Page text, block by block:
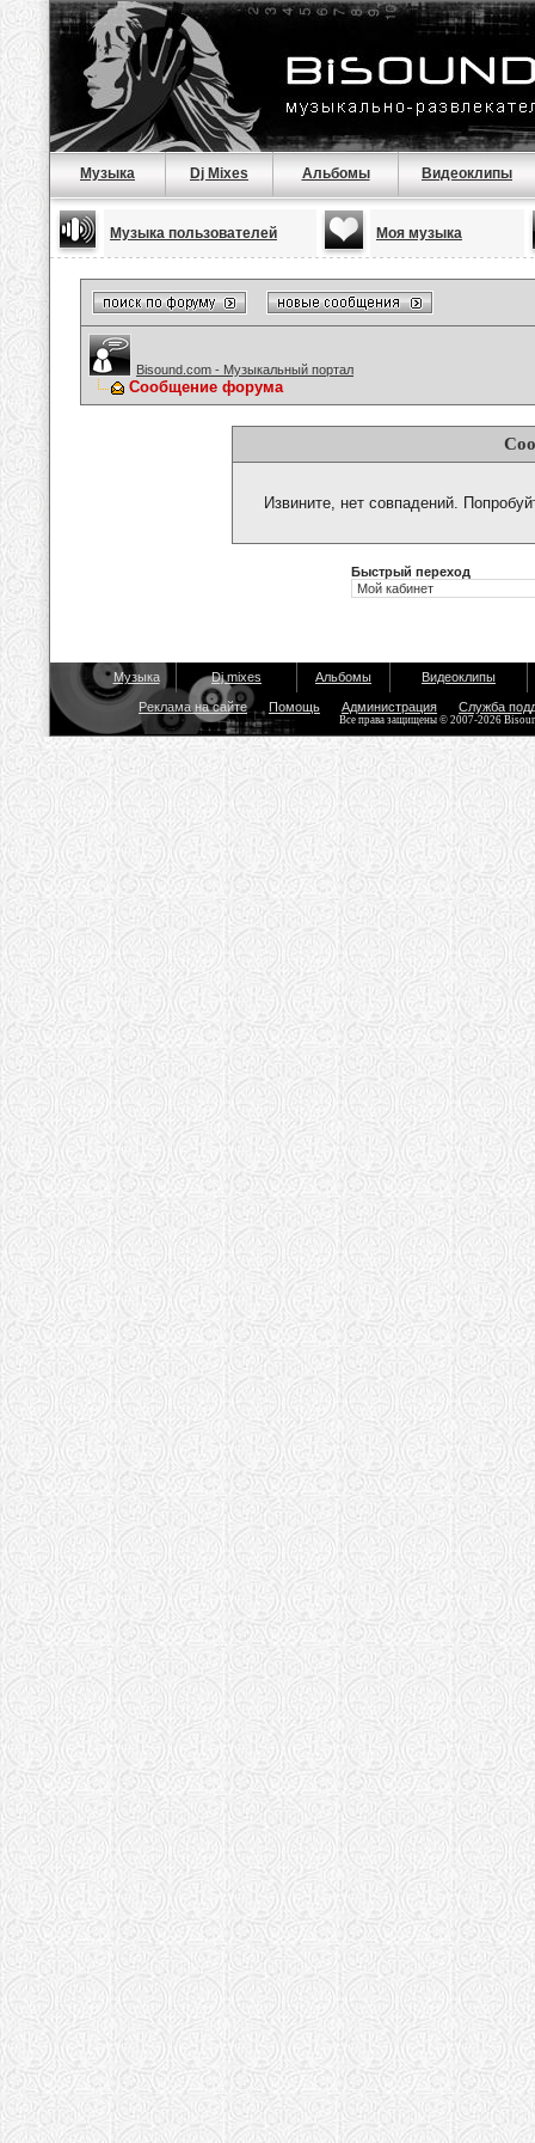
Музыка Dj Mixes Альбомы Видеоклипы
Музыка пользователей Моя музыка
Bisound.com - Музыкальный портал
Сообщение форума
Извините, нет совпадений.
Быстрый переход
Музыка Dj mixes Альбомы Видеоклипы
Реклама на сайте Помощь Администрация Служба
Все права защищены © 2007-2026